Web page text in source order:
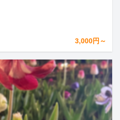
3,000円～